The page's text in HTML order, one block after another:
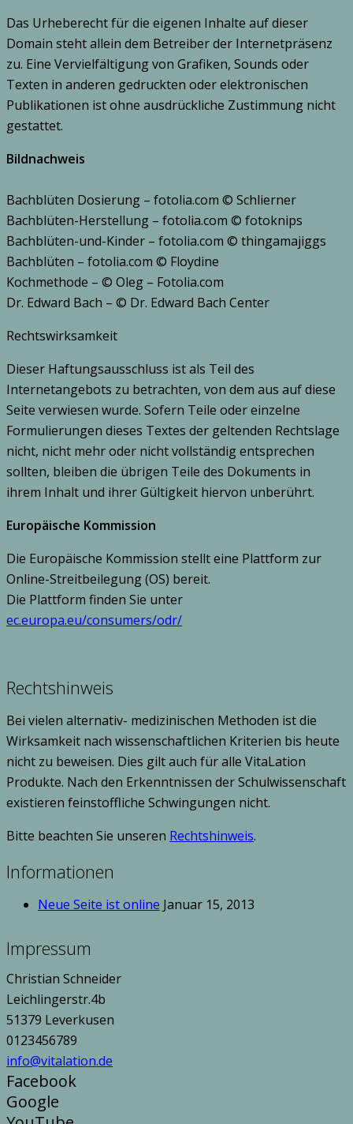
Das Urheberecht für die eigenen Inhalte auf dieser
Domain steht allein dem Betreiber der Internetpräsenz
zu. Eine Vervielfältigung von Grafiken, Sounds oder
Texten in anderen gedruckten oder elektronischen
Publikationen ist ohne ausdrückliche Zustimmung nicht
gestattet.
Bildnachweis
Bachblüten Dosierung – fotolia.com © Schlierner
Bachblüten-Herstellung – fotolia.com © fotoknips
Bachblüten-und-Kinder – fotolia.com © thingamajiggs
Bachblüten – fotolia.com © Floydine
Kochmethode – © Oleg – Fotolia.com
Dr. Edward Bach – © Dr. Edward Bach Center
Rechtswirksamkeit
Dieser Haftungsausschluss ist als Teil des
Internetangebots zu betrachten, von dem aus auf diese
Seite verwiesen wurde. Sofern Teile oder einzelne
Formulierungen dieses Textes der geltenden Rechtslage
nicht, nicht mehr oder nicht vollständig entsprechen
sollten, bleiben die übrigen Teile des Dokuments in
ihrem Inhalt und ihrer Gültigkeit hiervon unberührt.
Europäische Kommission
Die Europäische Kommission stellt eine Plattform zur
Online-Streitbeilegung (OS) bereit.
Die Plattform finden Sie unter
ec.europa.eu/consumers/odr/
Rechtshinweis
Bei vielen alternativ- medizinischen Methoden ist die
Wirksamkeit nach wissenschaftlichen Kriterien bis heute
nicht zu beweisen. Dies gilt auch für alle VitaLation
Produkte. Nach den Erkenntnissen der Schulwissenschaft
existieren feinstoffliche Schwingungen nicht.
Bitte beachten Sie unseren Rechtshinweis.
Informationen
Neue Seite ist online Januar 15, 2013
Impressum
Christian Schneider
Leichlingerstr.4b
51379 Leverkusen
0123456789
info@vitalation.de
Facebook
Google